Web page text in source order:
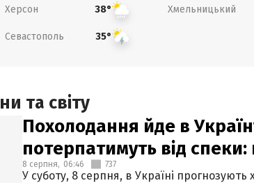
Херсон 38° Хмельницький
Севастополь 35°
та світу
Похолодання йде в
потерпатимуть від
8 серпня, 06:46 737
У суботу, 8 серпня, в Україні